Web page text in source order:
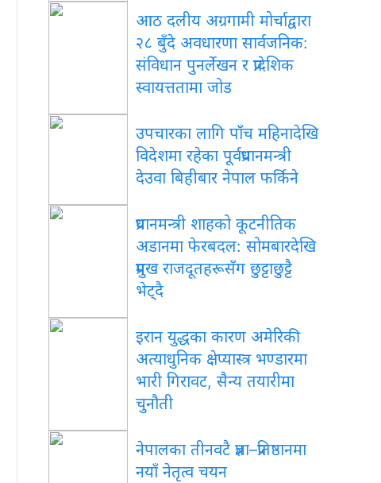
आठ दलीय अग्रगामी मोर्चाद्वारा
२८ बुँदे अवधारणा सार्वजनिक:
संविधान पुनर्लेखन र प्रादेशिक
स्वायत्ततामा जोड
उपचारका लागि पाँच महिनादेखि
विदेशमा रहेका पूर्वप्रधानमन्त्री
देउवा बिहीबार नेपाल फर्किने
प्रधानमन्त्री शाहको कूटनीतिक
अडानमा फेरबदल: सोमबारदेखि
प्रमुख राजदूतहरूसँग छुट्टाछुट्टै
भेट्दै
इरान युद्धका कारण अमेरिकी
अत्याधुनिक क्षेप्यास्त्र भण्डारमा
भारी गिरावट, सैन्य तयारीमा
चुनौती
नेपालका तीनवटै प्रज्ञा–प्रतिष्ठानमा
नयाँ नेतृत्व चयन